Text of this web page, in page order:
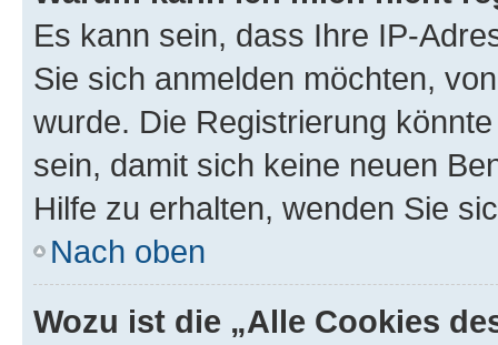
Es kann sein, dass Ihre IP-
Sie sich anmelden möchten,
wurde. Die Registrierung
sein, damit sich keine neuen
Hilfe zu erhalten, wenden Sie
Nach oben
Wozu ist die „Alle Cookies